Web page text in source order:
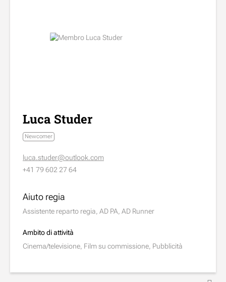
Luca Studer
Newcomer
luca.studer@outlook.com
+41 79 602 27 64
Aiuto regia
Assistente reparto regia, AD PA, AD Runner
Ambito di attività
Cinema/televisione, Film su commissione, Pubblicità